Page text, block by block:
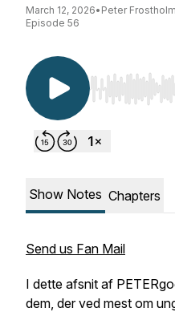
March 12, 2026• Peter
Episode 56
Use Left/
Show Notes Chapters
Send us Fan Mail
I dette afsnit af
dem, der ved mest om